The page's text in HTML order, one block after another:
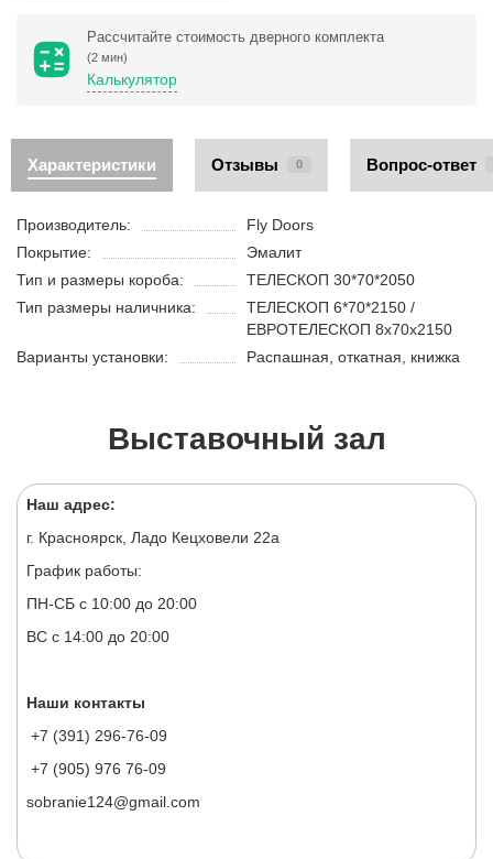
Рассчитайте стоимость дверного комплекта
(2 мин)
Калькулятор
Характеристики Отзывы 0 Вопрос-ответ
Производитель:
Fly Doors
Покрытие:
Эмалит
Тип и размеры короба:
ТЕЛЕСКОП 30*70*2050
Тип размеры наличника:
ТЕЛЕСКОП 6*70*2150 /
ЕВРОТЕЛЕСКОП 8х70х2150
Варианты установки:
Распашная, откатная, книжка
Выставочный зал
Наш адрес:
г. Красноярск, Ладо Кецховели 22а
График работы:
ПН-СБ с 10:00 до 20:00
ВС с 14:00 до 20:00
Наши контакты
+7 (391) 296-76-09
+7 (905) 976 76-09
sobranie124@gmail.com